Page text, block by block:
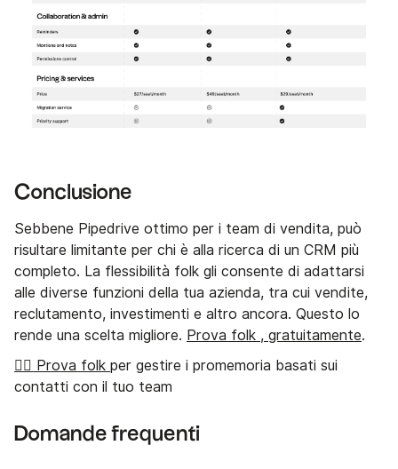
Conclusione
Sebbene Pipedrive ottimo per i team di vendita, può
risultare limitante per chi è alla ricerca di un CRM più
completo. La flessibilità folk gli consente di adattarsi
alle diverse funzioni della tua azienda, tra cui vendite,
reclutamento, investimenti e altro ancora. Questo lo
rende una scelta migliore. Prova folk , gratuitamente.
👉🏼 Prova folk per gestire i promemoria basati sui
contatti con il tuo team
Domande frequenti